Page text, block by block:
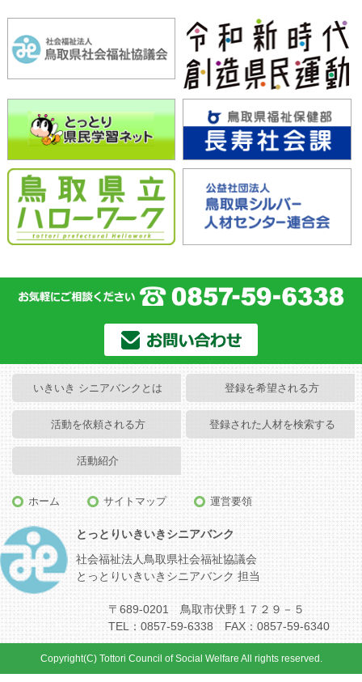
いきいき シニアバンクとは 登録を希望される方
活動を依頼される方 登録された人材を検索する
活動紹介
ホーム サイトマップ 運営要領
とっとりいきいきシニアバンク
社会福祉法人鳥取県社会福祉協議会
とっとりいきいきシニアバンク 担当
〒689-0201 鳥取市伏野１７２９－５
TEL：0857-59-6338 FAX：0857-59-6340
Copyright(C) Tottori Council of Social Welfare All rights reserved.